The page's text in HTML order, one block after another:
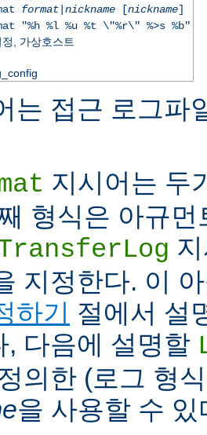
format| nickname[nickname]
"%h %l %u %t \"%r\" %>s %b"
, 가상호스트
는 접근 로그파
지시어는 두
형식은 아규
지정한다. 이
하기 절에서 설
, 다음에 설명할
의한 (로그 형
을 사용할 수 있